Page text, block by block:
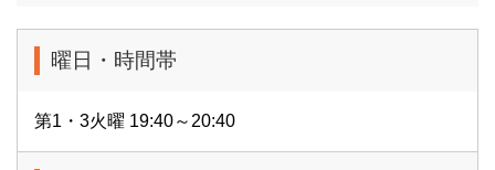
曜日・時間帯
第1・3火曜 19:40～20:40